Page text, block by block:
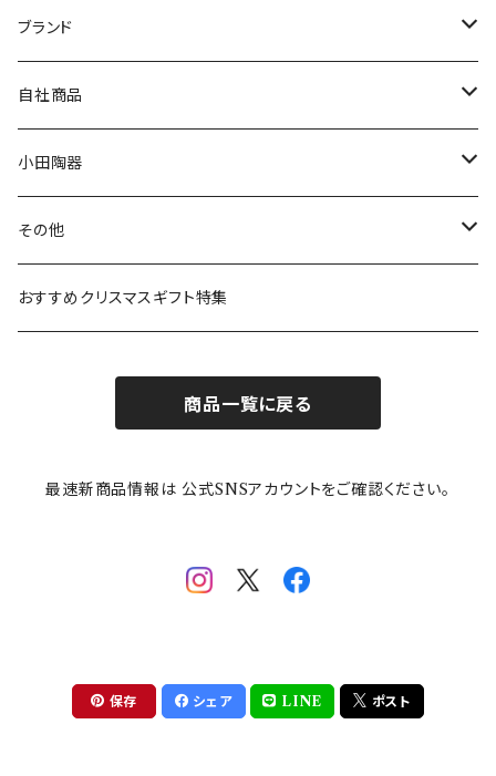
マグ＆カップ
プレート
ボウル
ガラスウェア
カトラリー
ムーミン
80th記念アイテム
リトルミイの日記念アイテム
MOOMIN ANIMATION
スヌーピー
ピーターラビット
ポケットモンスター
mofusand（モフサンド）
mofsand×日比谷花壇
ちびまる子ちゃんandクレヨンしんちゃん
ブランド
LA AMYS(エミーズ)
LISA LARSON(リサラーソン)
LAURA ASHLEY(ローラ アシュレイ)
Finlayson(フィンレイソン)
HANAE MORI(ハナエモリ)
THE BEATLES(ザ・ビートルズ)
【山加商店×yaeko】migratory bird
自社商品
ねこ企画
Cecera(セセラ)
CELEC(セレック)
隅切り重箱
HAPPY DINING(ハッピーダイニング)
小田陶器
さざなみ
吉祥
メイメイウェア
SoSo(ソソ）
その他
リサイクル食器
おすすめクリスマスギフト特集
商品一覧に戻る
最速新商品情報は 公式SNSアカウントをご確認ください。
保存 シェア LINE ポスト